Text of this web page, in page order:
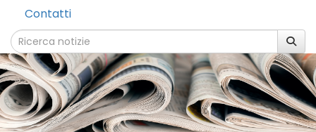
Contatti